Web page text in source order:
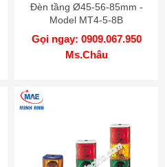
Đèn tầng Ø45-56-85mm -
Model MT4-5-8B
Gọi ngay: 0909.067.950
Ms.Châu